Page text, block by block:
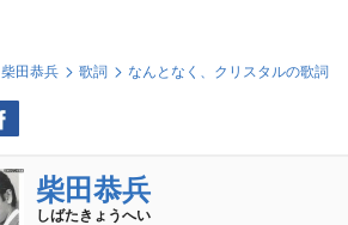
柴田恭兵 歌詞 なんとなく、クリスタルの歌詞
柴田恭兵
しばたきょうへい